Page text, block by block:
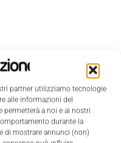
partner utilizziamo tecnologie
alle informazioni del
a noi e ai nostri
durante la
di mostrare annunci (non)